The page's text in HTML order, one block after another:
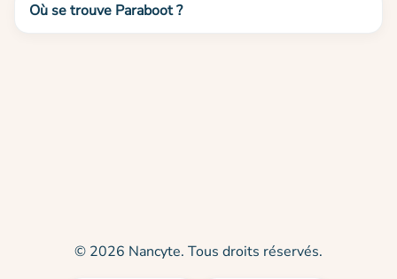
Où se trouve Paraboot ?
© 2026 Nancyte. Tous droits réservés.